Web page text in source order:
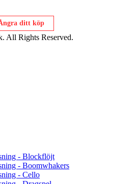
ditt köp
All Rights Reserved.
- Blockflöjt
- Boomwhakers
- Cello